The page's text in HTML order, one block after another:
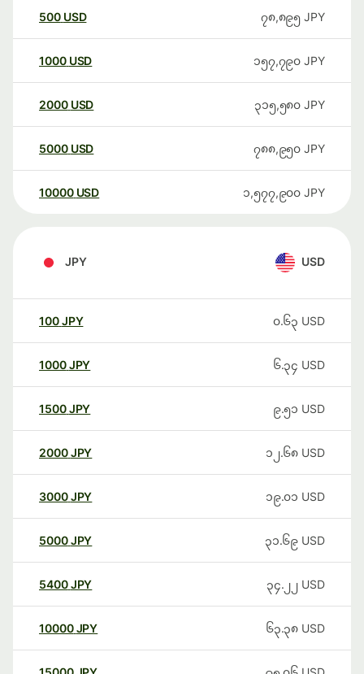
500 USD ၇၈,၈၉၅ JPY
1000 USD ၁၅၇,၇၉၀ JPY
2000 USD ၃၁၅,၅၈၀ JPY
5000 USD ၇၈၈,၉၅၀ JPY
10000 USD ၁,၅၇၇,၉၀၀ JPY
JPY USD
100JPY ၀.၆၃ USD
1000JPY ၆.၃၄ USD
1500JPY ၉.၅၁ USD
2000JPY ၁၂.၆၈ USD
3000JPY ၁၉.၀၁ USD
5000JPY ၃၁.၆၉ USD
5400JPY ၃၄.၂၂ USD
10000 JPY ၆၃.၃၈ USD